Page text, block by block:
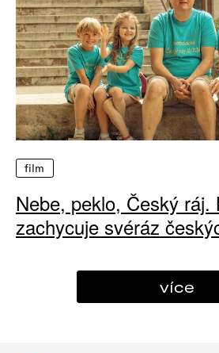
film
Nebe, peklo, Český ráj.
zachycuje svéráz
více